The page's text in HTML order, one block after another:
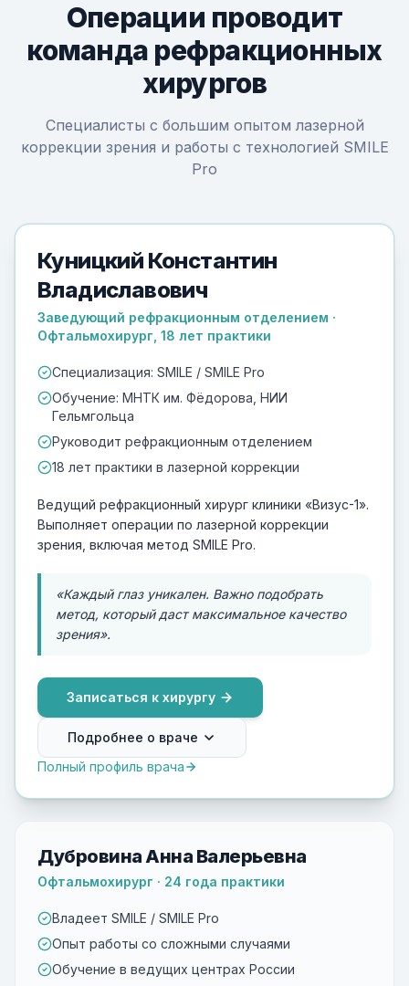
Операции проводит
команда рефракционных
хирургов
Специалисты с большим опытом лазерной
коррекции зрения и работы с технологией SMILE
Pro
Куницкий Константин
Владиславович
Заведующий рефракционным отделением ·
Офтальмохирург, 18 лет практики
Специализация: SMILE / SMILE Pro
Обучение: МНТК им. Фёдорова, НИИ
Гельмгольца
Руководит рефракционным отделением
18 лет практики в лазерной коррекции
Ведущий рефракционный хирург клиники «Визус-1».
Выполняет операции по лазерной коррекции
зрения, включая метод SMILE Pro.
«Каждый глаз уникален. Важно подобрать
метод, который даст максимальное качество
зрения».
Записаться к хирургу
Подробнее о враче
Полный профиль врача
Дубровина Анна Валерьевна
Офтальмохирург · 24 года практики
Владеет SMILE / SMILE Pro
Опыт работы со сложными случаями
Обучение в ведущих центрах России